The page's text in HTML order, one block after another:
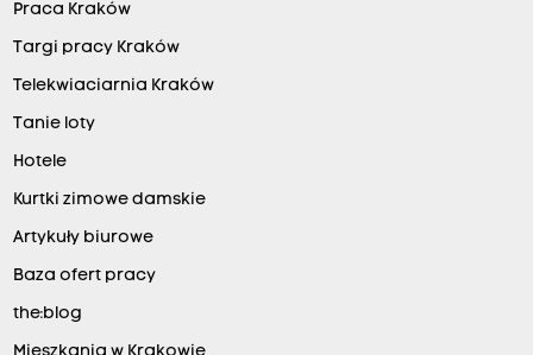
Praca Kraków
Targi pracy Kraków
Telekwiaciarnia Kraków
Tanie loty
Hotele
Kurtki zimowe damskie
Artykuły biurowe
Baza ofert pracy
the:blog